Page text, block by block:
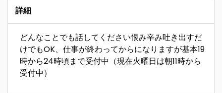
詳細
どんなことでも話してください恨み辛み吐き出すだ
けでもOK、仕事が終わってからになりますが基本19
時から24時頃まで受付中（現在火曜日は朝11時から
受付中）